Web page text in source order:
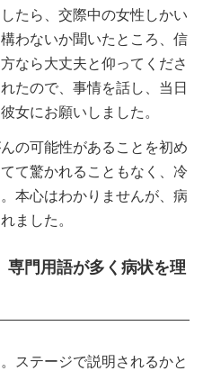
たら、交際中の女性しかい
わないか聞いたところ、信
なら大丈夫と仰ってくださ
たので、事情を話し、当日
女にお願いしました。
の可能性があることを初め
て驚かれることもなく、冷
本心はわかりませんが、病
ました。
専門用語が多く病状を理
ステージで説明されるかと